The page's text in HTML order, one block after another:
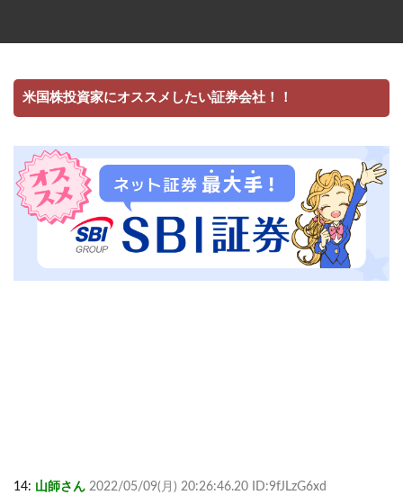
米国株投資家にオススメしたい証券会社！！
14: 山師さん 2022/05/09(月) 20:26:46.20 ID:9fJLzG6xd